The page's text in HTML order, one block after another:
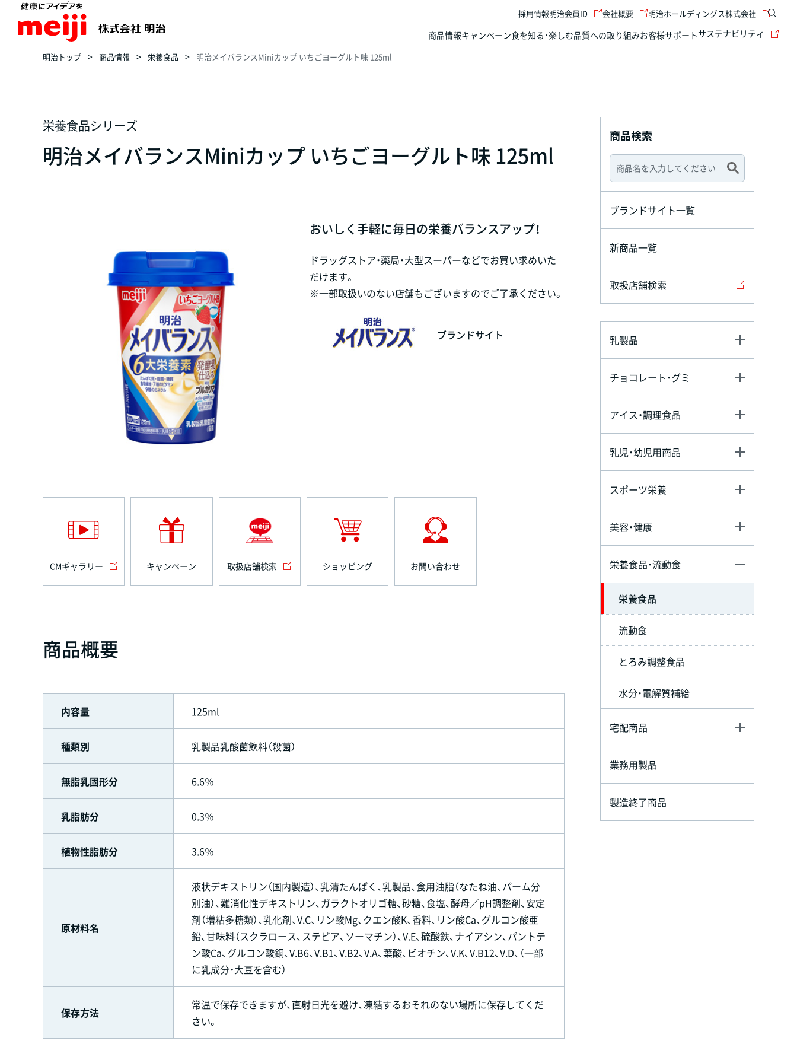
商品情報キャンペーン食を知る・楽しむ品質への取り組みお客様サポートサステナビリティ
採用情報明治会員ID 会社概要 明治ホールディングス株式会社
明治トップ 商品情報 栄養食品 明治メイバランスMiniカップ いちごヨーグルト味 125ml
栄養食品シリーズ
明治メイバランスMiniカップ いちごヨーグルト味 125ml
おいしく手軽に毎日の栄養バランスアップ！
ドラッグストア・薬局・大型スーパーなどでお買い求めいた
だけます。
※一部取扱いのない店舗もございますのでご了承ください。
ブランドサイト
CMギャラリー キャンペーン 取扱店舗検索 ショッピング お問い合わせ
商品概要
内容量 125ml
種類別 乳製品乳酸菌飲料（殺菌）
無脂乳固形分 6.6％
乳脂肪分 0.3％
植物性脂肪分 3.6％
原材料名
液状デキストリン（国内製造）、乳清たんぱく、乳製品、食用油脂（なたね油、パーム分
別油）、難消化性デキストリン、ガラクトオリゴ糖、砂糖、食塩、酵母／pH調整剤、安定
剤（増粘多糖類）、乳化剤、V.C、リン酸Mg、クエン酸K、香料、リン酸Ca、グルコン酸亜
鉛、甘味料（スクラロース、ステビア、ソーマチン）、V.E、硫酸鉄、ナイアシン、パントテ
ン酸Ca、グルコン酸銅、V.B6、V.B1、V.B2、V.A、葉酸、ビオチン、V.K、V.B12、V.D、（一部
に乳成分・大豆を含む）
保存方法
常温で保存できますが、直射日光を避け、凍結するおそれのない場所に保存してくだ
さい。
商品検索
ブランドサイト一覧
新商品一覧
取扱店舗検索
乳製品
チョコレート・グミ
アイス・調理食品
乳児・幼児用商品
スポーツ栄養
美容・健康
栄養食品・流動食
栄養食品
流動食
とろみ調整食品
水分・電解質補給
宅配商品
業務用製品
製造終了商品